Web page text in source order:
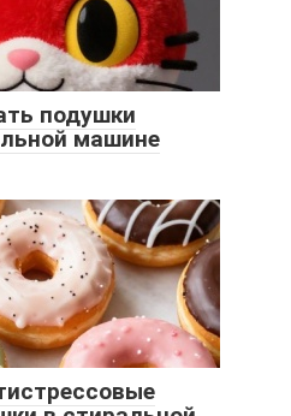
подушки
машине